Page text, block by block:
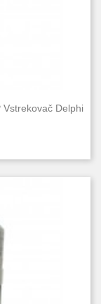
Delphi